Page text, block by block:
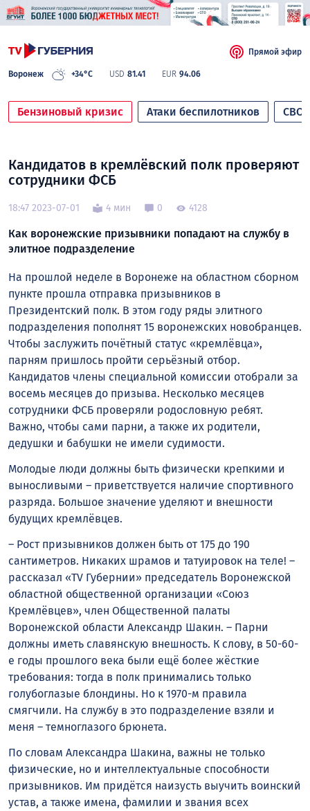
Воронеж +34°C USD 81.41 EUR 94.06
Прямой эфир
Бензиновый кризис Атаки беспилотников СВО
Кандидатов в кремлёвский полк проверяют
сотрудники ФСБ
18:47 2023-07-01 4 мин 0 4128
Как воронежские призывники попадают на службу в
элитное подразделение
На прошлой неделе в Воронеже на областном сборном
пункте прошла отправка призывников в
Президентский полк. В этом году ряды элитного
подразделения пополнят 15 воронежских новобранцев.
Чтобы заслужить почётный статус «кремлёвца»,
парням пришлось пройти серьёзный отбор.
Кандидатов члены специальной комиссии отобрали за
восемь месяцев до призыва. Несколько месяцев
сотрудники ФСБ проверяли родословную ребят.
Важно, чтобы сами парни, а также их родители,
дедушки и бабушки не имели судимости.
Молодые люди должны быть физически крепкими и
выносливыми – приветствуется наличие спортивного
разряда. Большое значение уделяют и внешности
будущих кремлёвцев.
– Рост призывников должен быть от 175 до 190
сантиметров. Никаких шрамов и татуировок на теле! –
рассказал «TV Губернии» председатель Воронежской
областной общественной организации «Союз
Кремлёвцев», член Общественной палаты
Воронежской области Александр Шакин. – Парни
должны иметь славянскую внешность. К слову, в 50-60-
е годы прошлого века были ещё более жёсткие
требования: тогда в полк принимались только
голубоглазые блондины. Но к 1970-м правила
смягчили. На службу в это подразделение взяли и
меня – темноглазого брюнета.
По словам Александра Шакина, важны не только
физические, но и интеллектуальные способности
призывников. Им придётся наизусть выучить воинский
устав, а также имена, фамилии и звания всех